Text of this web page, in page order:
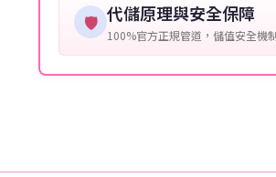
🛡️ 代儲原理與安全保障
100%官方正規管道，儲值安全機